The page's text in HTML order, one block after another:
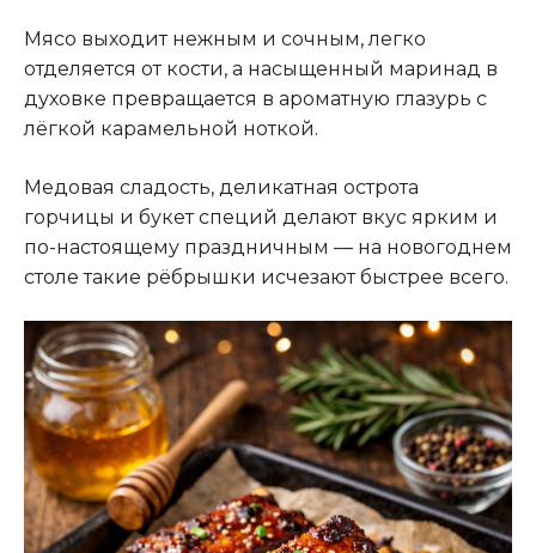
Мясо выходит нежным и сочным, легко
отделяется от кости, а насыщенный маринад в
духовке превращается в ароматную глазурь с
лёгкой карамельной ноткой.
Медовая сладость, деликатная острота
горчицы и букет специй делают вкус ярким и
по-настоящему праздничным — на новогоднем
столе такие рёбрышки исчезают быстрее всего.